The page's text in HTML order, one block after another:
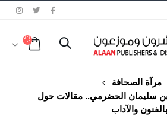
مرآة الصحافة
بن سليمان الحضرمي.. مقالات حول
والآداب